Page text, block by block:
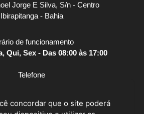
Jorge E Silva, S/n - Centro
Ibirapitanga - Bahia
de funcionamento
Qui, Sex - Das 08:00 às 17:00
Telefone
E-mail
concordar que o site poderá